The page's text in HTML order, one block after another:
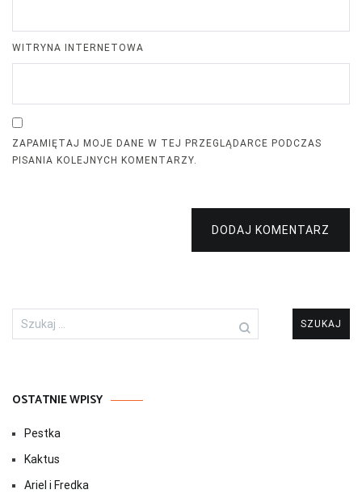
WITRYNA INTERNETOWA
ZAPAMIĘTAJ MOJE DANE W TEJ PRZEGLĄDARCE PODCZAS
PISANIA KOLEJNYCH KOMENTARZY.
DODAJ KOMENTARZ
Szukaj:
OSTATNIE WPISY
Pestka
Kaktus
Ariel i Fredka